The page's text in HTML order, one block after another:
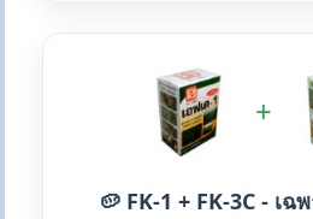
+
🥔 FK-1 + FK-3C - เ